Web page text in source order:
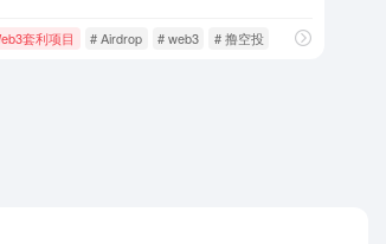
套利项目 # Airdrop # web3 # 撸空投